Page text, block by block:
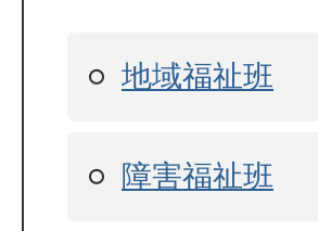
地域福祉班
障害福祉班